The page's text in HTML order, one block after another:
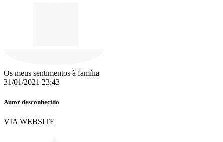
Os meus sentimentos à família
31/01/2021 23:43
Autor desconhecido
VIA WEBSITE